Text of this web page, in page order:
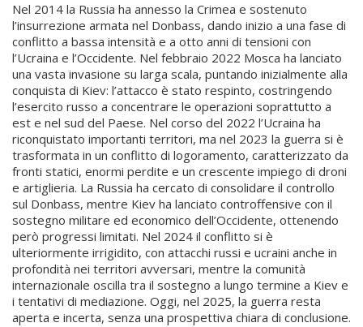
Nel 2014 la Russia ha annesso la Crimea e sostenuto
l’insurrezione armata nel Donbass, dando inizio a una fase di
conflitto a bassa intensità e a otto anni di tensioni con
l’Ucraina e l’Occidente. Nel febbraio 2022 Mosca ha lanciato
una vasta invasione su larga scala, puntando inizialmente alla
conquista di Kiev: l’attacco è stato respinto, costringendo
l’esercito russo a concentrare le operazioni soprattutto a
est e nel sud del Paese. Nel corso del 2022 l’Ucraina ha
riconquistato importanti territori, ma nel 2023 la guerra si è
trasformata in un conflitto di logoramento, caratterizzato da
fronti statici, enormi perdite e un crescente impiego di droni
e artiglieria. La Russia ha cercato di consolidare il controllo
sul Donbass, mentre Kiev ha lanciato controffensive con il
sostegno militare ed economico dell’Occidente, ottenendo
però progressi limitati. Nel 2024 il conflitto si è
ulteriormente irrigidito, con attacchi russi e ucraini anche in
profondità nei territori avversari, mentre la comunità
internazionale oscilla tra il sostegno a lungo termine a Kiev e
i tentativi di mediazione. Oggi, nel 2025, la guerra resta
aperta e incerta, senza una prospettiva chiara di conclusione.